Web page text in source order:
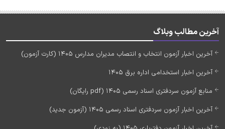
آخرین مطالب وبلاگ
آخرین اخبار آزمون انتخاب و انتصاب مدیران مدارس 1405 (کارت آزمون)
آخرین اخبار استخدامی اداره برق 1405
منابع آزمون سردفتری اسناد رسمی 1405 (pdf رایگان)
آخرین اخبار آزمون سردفتری اسناد رسمی 1405 (آزمون جدید)